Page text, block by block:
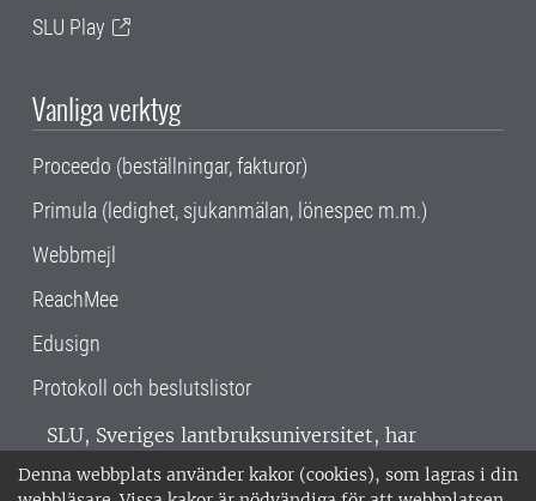
Denna webbplats använder kakor (cookies), som lagras i din
SLU Play
Vanliga verktyg
Proceedo (beställningar, fakturor)
Primula (ledighet, sjukanmälan, lönespec m.m.)
Webbmejl
ReachMee
Edusign
Protokoll och beslutslistor
SLU, Sveriges lantbruksuniversitet, har
verksamhet över hela Sverige. Huvudorter är
Alnarp, Uppsala och Umeå.SLU är